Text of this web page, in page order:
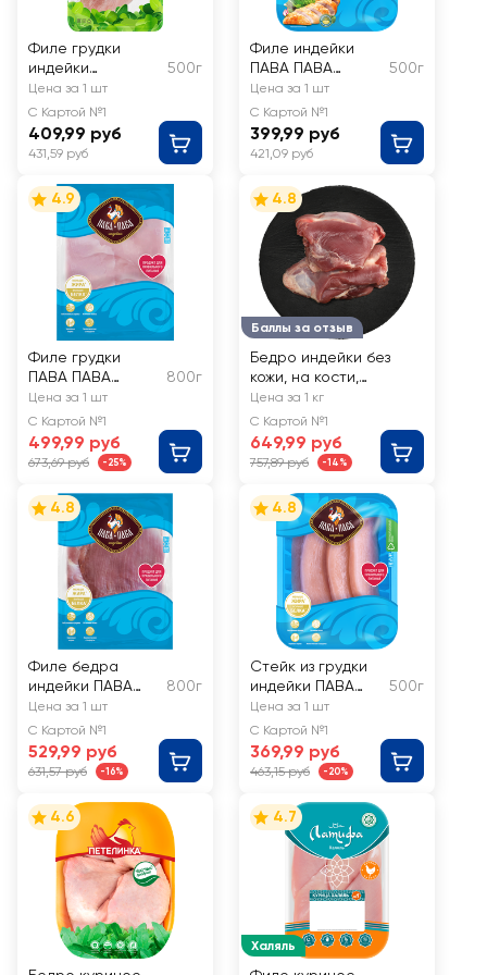
Филе грудки
индейки
ИНДИЛАЙТ
500г
Цена за 1 шт
С Картой №1
409,99 руб
431,59 руб
Филе индейки
ПАВА ПАВА
Премиум
500г
Цена за 1 шт
С Картой №1
399,99 руб
421,09 руб
4.9
Филе грудки
ПАВА ПАВА
большое
800г
Цена за 1 шт
С Картой №1
499,99 руб
673,69 руб -25%
Баллы за отзыв
4.8
Бедро индейки без
кожи, на кости,
весовое
Цена за 1 кг
С Картой №1
649,99 руб
757,89 руб -14%
4.8
Филе бедра
индейки ПАВА
ПАВА
800г
Цена за 1 шт
С Картой №1
529,99 руб
631,57 руб -16%
4.8
Стейк из грудки
индейки ПАВА
ПАВА
500г
Цена за 1 шт
С Картой №1
369,99 руб
463,15 руб -20%
4.6
Халяль
4.7